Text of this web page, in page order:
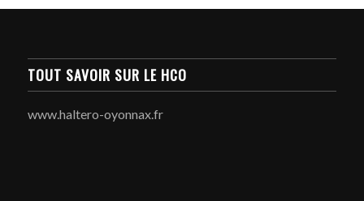
TOUT SAVOIR SUR LE HCO
www.haltero-oyonnax.fr